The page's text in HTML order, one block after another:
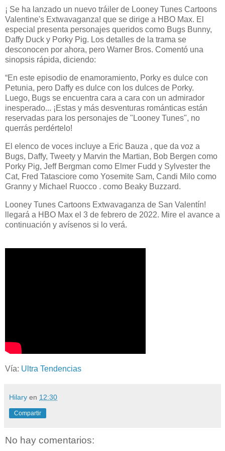
¡ Se ha lanzado un nuevo tráiler de Looney Tunes Cartoons
Valentine's Extwavaganza! que se dirige a HBO Max. El
especial presenta personajes queridos como Bugs Bunny,
Daffy Duck y Porky Pig. Los detalles de la trama se
desconocen por ahora, pero Warner Bros. Comentó una
sinopsis rápida, diciendo:
“En este episodio de enamoramiento, Porky es dulce con
Petunia, pero Daffy es dulce con los dulces de Porky.
Luego, Bugs se encuentra cara a cara con un admirador
inesperado... ¡Estas y más desventuras románticas están
reservadas para los personajes de "Looney Tunes", no
querrás perdértelo!
El elenco de voces incluye a Eric Bauza , que da voz a
Bugs, Daffy, Tweety y Marvin the Martian, Bob Bergen como
Porky Pig, Jeff Bergman como Elmer Fudd y Sylvester the
Cat, Fred Tatasciore como Yosemite Sam, Candi Milo como
Granny y Michael Ruocco . como Beaky Buzzard.
Looney Tunes Cartoons Extwavaganza de San Valentín!
llegará a HBO Max el 3 de febrero de 2022. Mire el avance a
continuación y avísenos si lo verá.
Vía: Ultra Tendencias
Hilary en 12:30
Compartir
No hay comentarios: